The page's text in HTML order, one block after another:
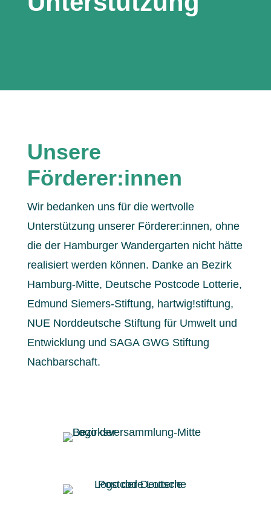
Unsere
Förderer:innen
Wir bedanken uns für die wertvolle
Unterstützung unserer Förderer:innen, ohne
die der Hamburger Wandergarten nicht hätte
realisiert werden können. Danke an Bezirk
Hamburg-Mitte, Deutsche Postcode Lotterie,
Edmund Siemers-Stiftung, hartwig!stiftung,
NUE Norddeutsche Stiftung für Umwelt und
Entwicklung und SAGA GWG Stiftung
Nachbarschaft.